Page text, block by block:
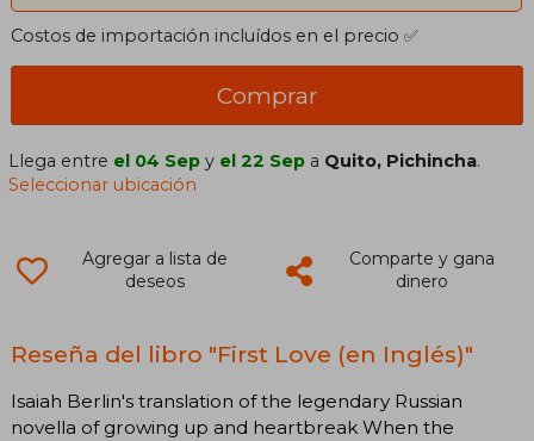
Costos de importación incluídos en el precio ✅
Comprar
Llega entre el 04 Sep y el 22 Sep a Quito, Pichincha.
Seleccionar ubicación
Agregar a lista de
deseos
Comparte y gana
dinero
Reseña del libro "First Love (en Inglés)"
Isaiah Berlin's translation of the legendary Russian
novella of growing up and heartbreak When the